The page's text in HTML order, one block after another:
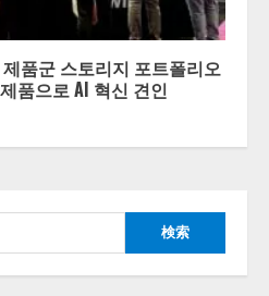
품군 스토리지 포트폴리오
품으로 AI 혁신 견인
報告】次世代AIプラットフ
「TAIZA」および新サービ
する記者発表会を開催
08/07/17:53:45
年企業のAI導入・活用に関